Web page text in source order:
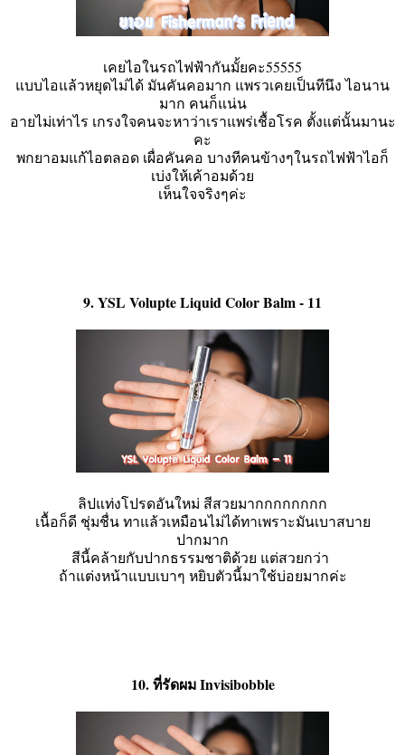
เคยไอในรถไฟฟ้ากันมั้ยคะ55555
แบบไอแล้วหยุดไม่ได้ มันคันคอมาก แพรวเคยเป็นทีนึง ไอนาน
มาก คนก็แน่น
อายไม่เท่าไร เกรงใจคนจะหาว่าเราแพร่เชื้อโรค ตั้งแต่นั้นมานะ
คะ
พกยาอมแก้ไอตลอด เผื่อคันคอ บางทีคนข้างๆในรถไฟฟ้าไอก็
เบ่งให้เค้าอมด้วย
เห็นใจจริงๆค่ะ
9. YSL Volupte Liquid Color Balm - 11
ลิปแท่งโปรดอันใหม่ สีสวยมากกกกกกกก
เนื้อก็ดี ชุ่มชื่น ทาแล้วเหมือนไม่ได้ทาเพราะมันเบาสบาย
ปากมาก
สีนี้คล้ายกับปากธรรมชาติด้วย แต่สวยกว่า
ถ้าแต่งหน้าแบบเบาๆ หยิบตัวนี้มาใช้บ่อยมากค่ะ
10. ที่รัดผม Invisibobble